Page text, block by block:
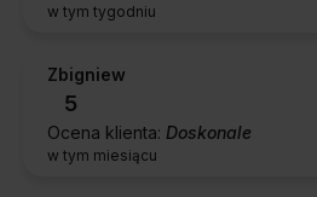
w tym tygodniu
Zbigniew
5
Ocena klienta: Doskonale
w tym miesiącu